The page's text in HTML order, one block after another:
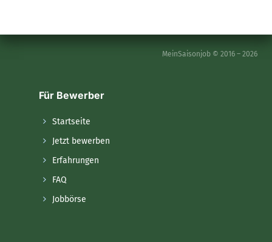
MeinSaisonjob © 2016 – 2026
Für Bewerber
Startseite
Jetzt bewerben
Erfahrungen
FAQ
Jobbörse